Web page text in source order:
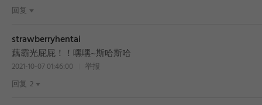
回复
strawberryhentai
藕霸光屁屁！！嘿嘿~斯哈斯哈
2021-10-07 01:46:00
举报
回复 2